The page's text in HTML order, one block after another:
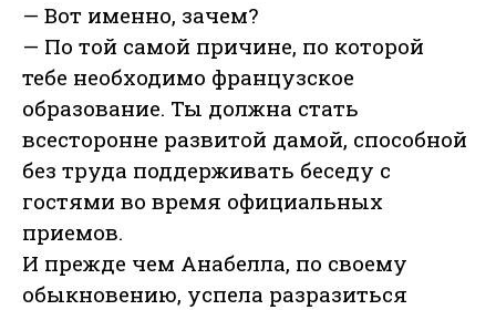
— Вот именно, зачем?
— По той самой причине, по которой
тебе необходимо французское
образование. Ты должна стать
всесторонне развитой дамой, способной
без труда поддерживать беседу с
гостями во время официальных
приемов.
И прежде чем Анабелла, по своему
обыкновению, успела разразиться